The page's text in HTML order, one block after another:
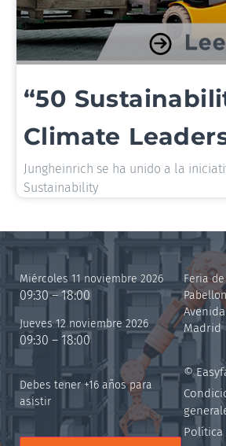
“50
Climate
Jungheinrich se ha unido a la
Sustainability
Miércoles 11 noviembre 2026
09:30 – 18:00
Jueves 12 noviembre 2026
09:30 – 18:00
Debes tener +16 años para
asistir
Feria
Madrid
©
Política